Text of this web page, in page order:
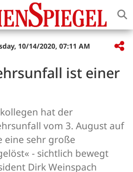
10/14/2020, 07:11 AM
ist einer
hat der
vom 3. August auf
eine sehr große
- sichtlich bewegt
Dirk Weinspach